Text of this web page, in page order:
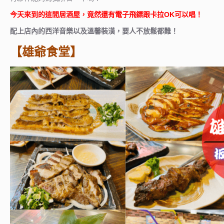
今天來到的這間居酒屋，竟然還有電子飛鏢跟卡拉OK可以唱！
配上店內的西洋音樂以及溫馨裝潢，要人不放鬆都難！
【雄爺食堂】